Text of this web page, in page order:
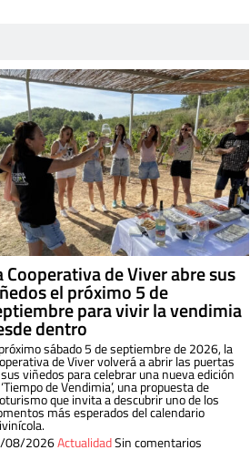
Cooperativa de Viver abre sus
el próximo 5 de
para vivir la vendimia
dentro
sábado 5 de septiembre de 2026, la
de Viver volverá a abrir las puertas
viñedos para celebrar una nueva edición
de Vendimia’, una propuesta de
que invita a descubrir uno de los
más esperados del calendario
08/2026ActualidadSin comentarios